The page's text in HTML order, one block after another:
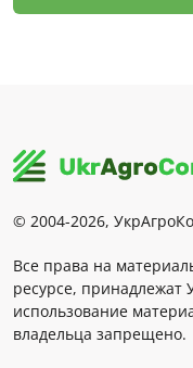
© 2004-2026,
Все права на
ресурсе, принадлежат
использование
владельца запрещено.